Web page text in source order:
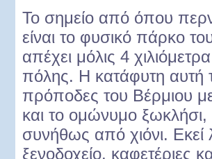
Το σημείο από όπου
είναι το φυσικό πάρκο
απέχει μόλις 4
πόλης. Η κατάφυτη αυτή
πρόποδες του Βέρμιου
και το ομώνυμο ξωκλήσι,
συνήθως από χιόνι. Εκεί
ξενοδοχείο, καφετέριες